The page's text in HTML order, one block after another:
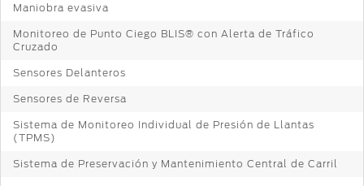
Distribuidor
Certificados
Maniobra evasiva
Monitoreo de Punto Ciego BLIS® con Alerta de Tráfico
Cruzado
Sensores Delanteros
Sensores de Reversa
Sistema de Monitoreo Individual de Presión de Llantas
(TPMS)
Sistema de Preservación y Mantenimiento Central de Carril